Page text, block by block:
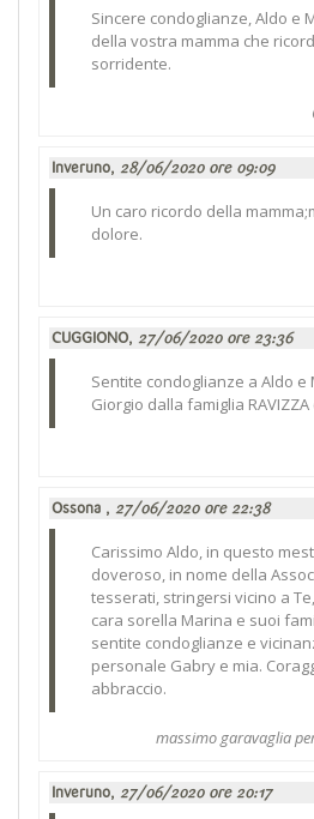
Sincere condoglianze, Aldo e
della vostra mamma che
sorridente.
Inveruno, 28/06/2020 ore 09:09
Un caro ricordo della
dolore.
CUGGIONO, 27/06/2020 ore 23:36
Sentite condoglianze a Aldo e
Giorgio dalla famiglia RAVIZZA
Ossona , 27/06/2020 ore 22:38
Carissimo Aldo, in questo
doveroso, in nome della
tesserati, stringersi vicino a
cara sorella Marina e suoi
sentite condoglianze e
personale Gabry e mia.
abbraccio.
massimo garavaglia
Inveruno, 27/06/2020 ore 20:17